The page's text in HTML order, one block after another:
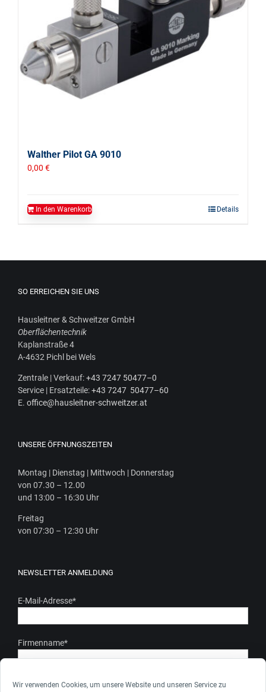
Wir verwenden Cookies, um unsere Website und unseren Service zu
Walther Pilot GA 9010
0,00 €
In den Warenkorb Details
SO ERREICHEN SIE UNS
Haus­leit­ner & Schweit­zer GmbH
Ober­flä­chen­tech­nik
Kaplan­stra­ße 4
A‑4632 Pichl bei Wels
Zen­tra­le | Ver­kauf:+43 7247 50477–0
Ser­vice | Ersatz­tei­le:+43 7247 50477–60
E. office@hausleitner-schweitzer.at
UNSERE ÖFFNUNGSZEITEN
Mon­tag | Diens­tag | Mitt­woch | Donnerstag
von 07.30 – 12.00
und 13:00 – 16:30 Uhr
Frei­tag
von 07:30 – 12:30 Uhr
NEWSLETTER ANMELDUNG
E-Mail-Adresse*
Firmenname*
Ich stimme zu, dass meine personenbezogenen Daten gem.